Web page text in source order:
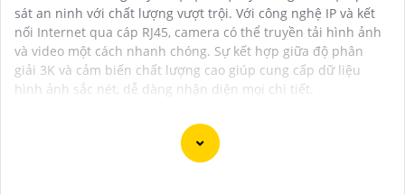
sát an ninh với chất lượng vượt trội. Với công nghệ IP và kết
nối Internet qua cáp RJ45, camera có thể truyền tải hình ảnh
và video một cách nhanh chóng. Sự kết hợp giữa độ phân
giải 3K và cảm biến chất lượng cao giúp cung cấp dữ liệu
hình ảnh sắc nét, dễ dàng nhận diện mọi chi tiết.